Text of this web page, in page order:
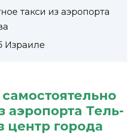
такси из аэропорта
Израиле
аэропорта Тель-
центр города